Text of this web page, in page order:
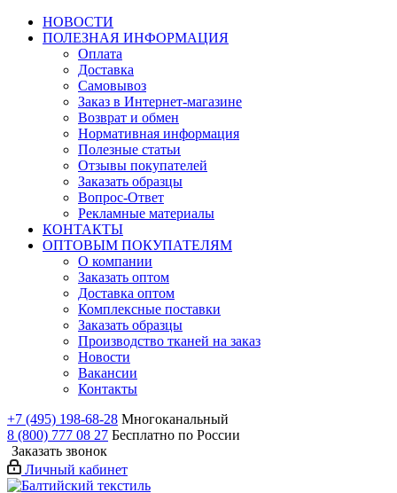
НОВОСТИ
ПОЛЕЗНАЯ ИНФОРМАЦИЯ
Оплата
Доставка
Самовывоз
Заказ в Интернет-магазине
Возврат и обмен
Нормативная информация
Полезные статьи
Отзывы покупателей
Заказать образцы
Вопрос-Ответ
Рекламные материалы
КОНТАКТЫ
ОПТОВЫМ ПОКУПАТЕЛЯМ
О компании
Заказать оптом
Доставка оптом
Комплексные поставки
Заказать образцы
Производство тканей на заказ
Новости
Вакансии
Контакты
+7 (495) 198-68-28 Многоканальный
8 (800) 777 08 27 Бесплатно по России
Заказать звонок
Личный кабинет